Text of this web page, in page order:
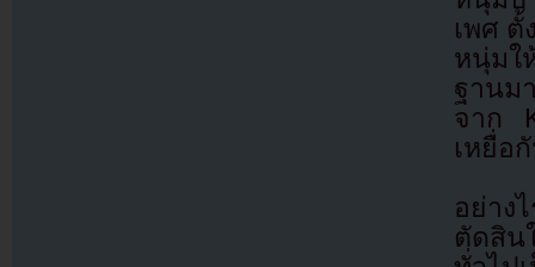
เพศ
หนุ่มใ
ฐานม
จาก
เหยื่อ
อย่าง
ตัดสิน